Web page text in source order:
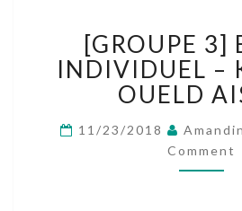
3]
–
AISSA
[GROUPE 3]
INDIVIDUEL –
OUELD
11/23/2018
Comment